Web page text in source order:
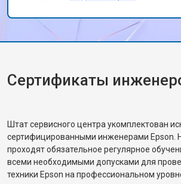
Сертификаты
Штат сервисного центра укомплектован
сертифицированными инженерами Epson.
проходят обязательное регулярное
всеми необходимыми допусками для
техники Epson на профессиональном